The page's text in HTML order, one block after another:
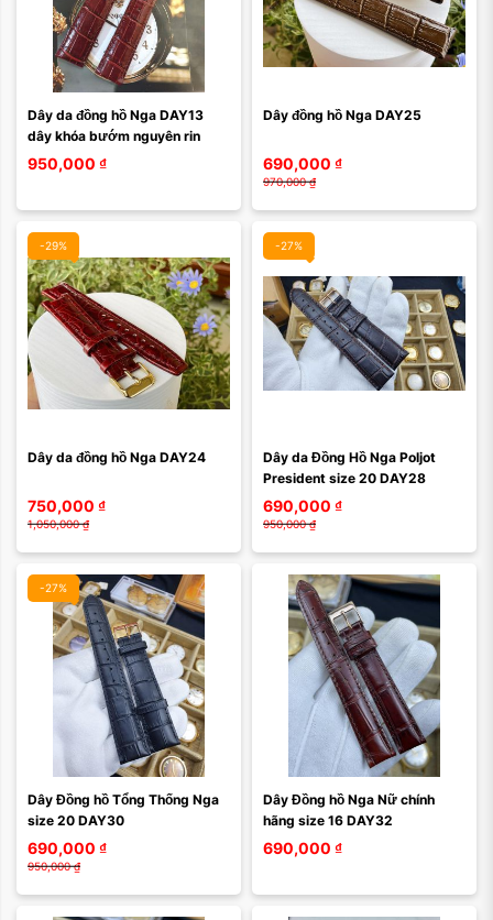
Dây da đồng hồ Nga DAY13
dây khóa bướm nguyên rin
950,000 ₫
Dây đồng hồ Nga DAY25
690,000 ₫
970,000 ₫
-29%
Dây da đồng hồ Nga DAY24
750,000 ₫
1,050,000 ₫
-27%
Dây da Đồng Hồ Nga Poljot
President size 20 DAY28
690,000 ₫
950,000 ₫
-27%
Dây Đồng hồ Tổng Thống Nga
size 20 DAY30
690,000 ₫
950,000 ₫
Dây Đồng hồ Nga Nữ chính
hãng size 16 DAY32
690,000 ₫